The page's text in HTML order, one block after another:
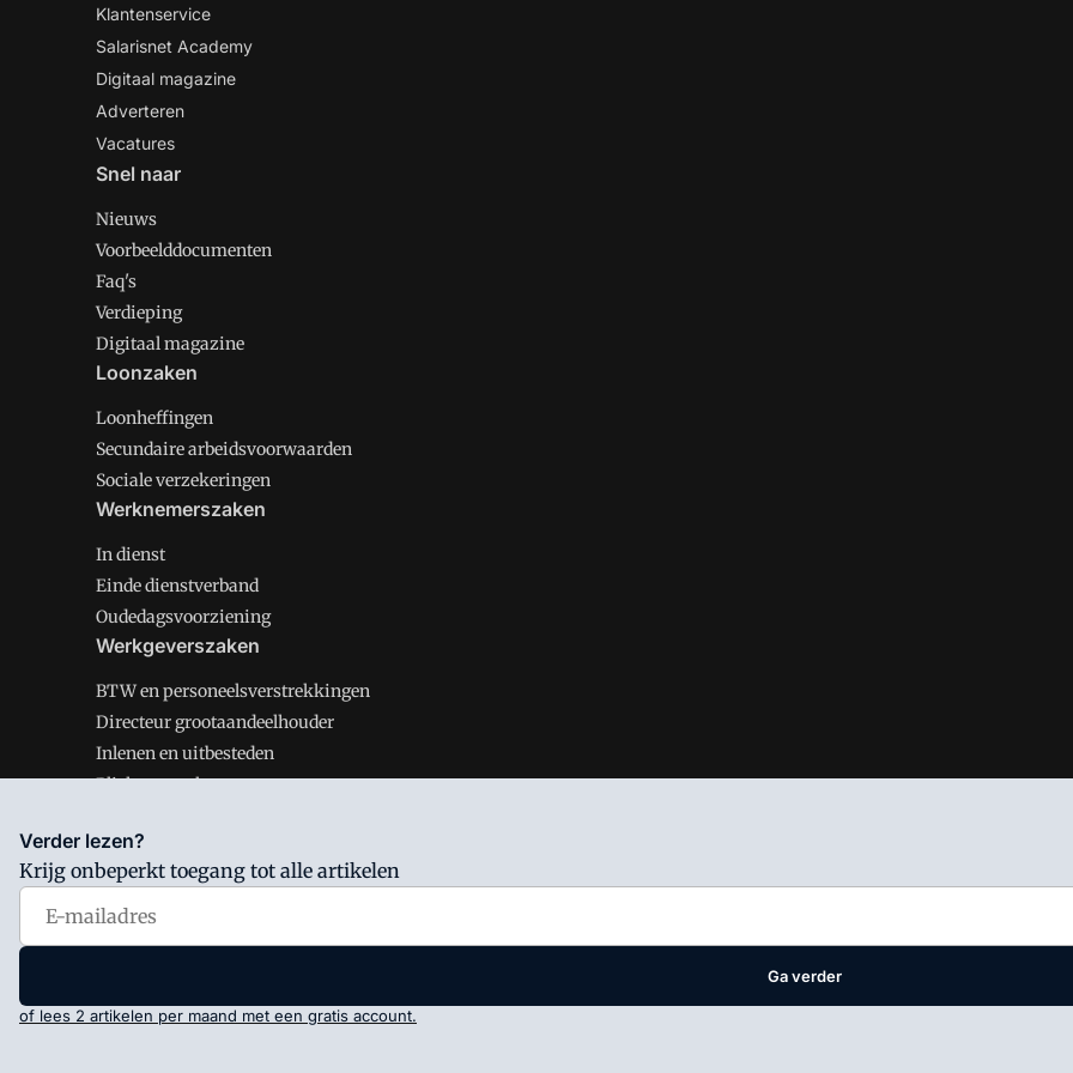
Klantenservice
Salarisnet Academy
Digitaal magazine
Adverteren
Vacatures
Snel naar
Nieuws
Voorbeelddocumenten
Faq's
Verdieping
Digitaal magazine
Loonzaken
Loonheffingen
Secundaire arbeidsvoorwaarden
Sociale verzekeringen
Werknemerszaken
In dienst
Einde dienstverband
Oudedagsvoorziening
Werkgeverszaken
BTW en personeelsverstrekkingen
Directeur grootaandeelhouder
Inlenen en uitbesteden
Plichten werkgever
Salarisnet is onderdeel van VMN media. Lees inons manifestwaar VMN media voor staat. Op gebruik van deze site zijn de
Voorwaarden
Verder lezen?
Krijg onbeperkt toegang tot alle artikelen
Ga verder
of lees 2 artikelen per maand met een gratis account.